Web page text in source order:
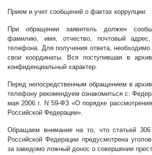
Прием и учет сообщений о фактах коррупции:
При обращении заявитель должен
фамилию, имя, отчество, почтовый адрес,
телефона. Для получения ответа, необходимо
свои координаты. Вся поступившая в
конфиденциальный характер.
Перед непосредственным обращением в
телефону рекомендуем ознакомиться с:
мая 2006 г. N 59-ФЗ «О порядке
Российской Федерации».
Обращаем внимание на то, что статьей 306
Российской Федерации предусмотрена
за заведомо ложный донос о совершении